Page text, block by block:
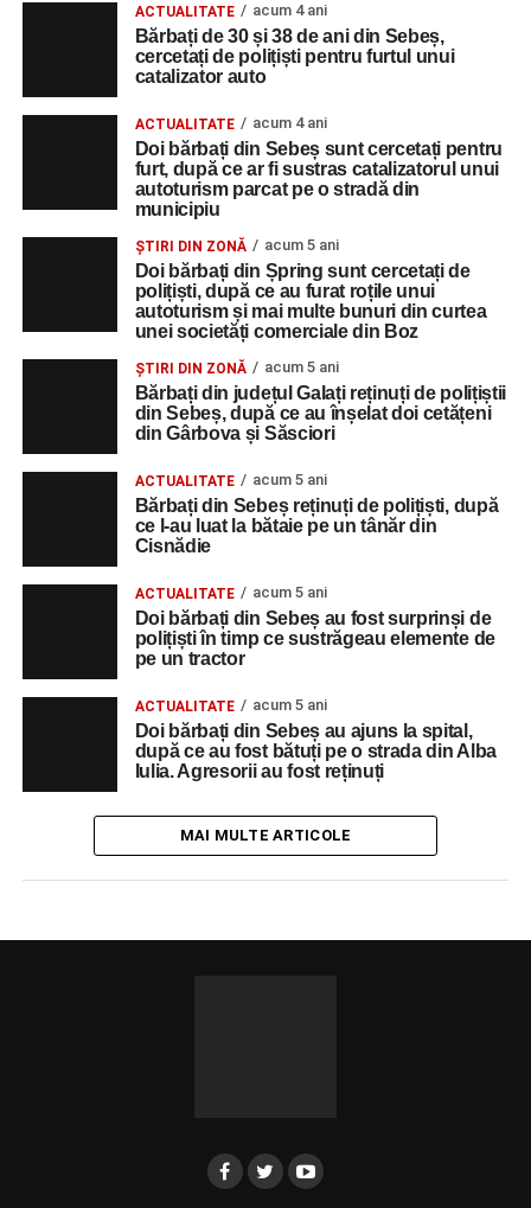
ACTUALITATE acum 4 ani
Bărbați de 30 și 38 de ani din Sebeș,
cercetați de polițiști pentru furtul unui
catalizator auto
ACTUALITATE acum 4 ani
Doi bărbați din Sebeș sunt cercetați pentru
furt, după ce ar fi sustras catalizatorul unui
autoturism parcat pe o stradă din
municipiu
ȘTIRI DIN ZONĂ acum 5 ani
Doi bărbați din Șpring sunt cercetați de
polițiști, după ce au furat roțile unui
autoturism și mai multe bunuri din curtea
unei societăți comerciale din Boz
ȘTIRI DIN ZONĂ acum 5 ani
Bărbați din județul Galați reținuți de polițiștii
din Sebeș, după ce au înșelat doi cetățeni
din Gârbova și Săsciori
ACTUALITATE acum 5 ani
Bărbați din Sebeș reținuți de polițiști, după
ce l-au luat la bătaie pe un tânăr din
Cisnădie
ACTUALITATE acum 5 ani
Doi bărbați din Sebeș au fost surprinși de
polițiști în timp ce sustrăgeau elemente de
pe un tractor
ACTUALITATE acum 5 ani
Doi bărbați din Sebeș au ajuns la spital,
după ce au fost bătuți pe o strada din Alba
Iulia. Agresorii au fost reținuți
MAI MULTE ARTICOLE